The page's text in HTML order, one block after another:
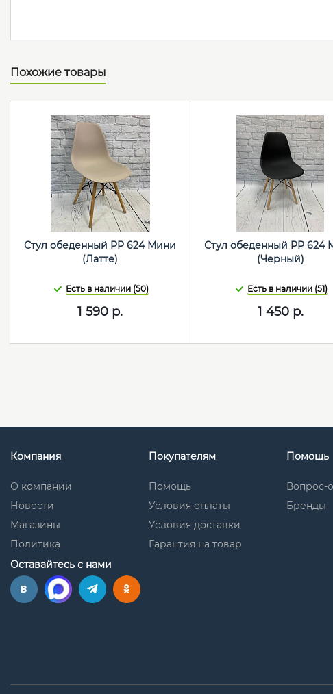
Похожие товары
Стул обеденный PP 624 Мини
(Латте)
Есть в наличии (50)
1 590 р.
Стул обеденный PP 624
(Черный)
Есть в наличии (51)
1 450р.
Компания
О компании
Новости
Магазины
Политика
Покупателям
Помощь
Условия оплаты
Условия доставки
Гарантия на товар
Помощь
Вопрос-
Бренды
Оставайтесь с нами